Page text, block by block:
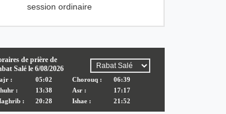
session ordinaire